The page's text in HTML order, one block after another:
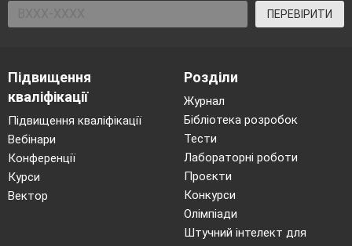
Лише дві постаті безжурно і невпинно,
Вели розмову про часи оті,
( Читці читають вірш)
(після читання діалогу)
Запанувала знову тиша,
Весною пахло і бузком.
На перехресті роздоріжжя.
Порожньо й сумно стало знов.
Важко уявити існування людини без
ПЕРЕВІРИТИ
Підвищення
кваліфікації
Підвищення кваліфікації
Вебінари
Конференції
Курси
Вектор
Розділи
Журнал
Бібліотека розробок
Тести
Лабораторні роботи
Проєкти
Конкурси
Олімпіади
Штучний інтелект для